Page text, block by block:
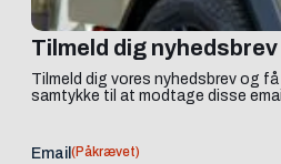
Tilmeld dig nyhedsbrev
Tilmeld dig vores nyhedsbrev og
samtykke til at modtage disse
Email (Påkrævet)